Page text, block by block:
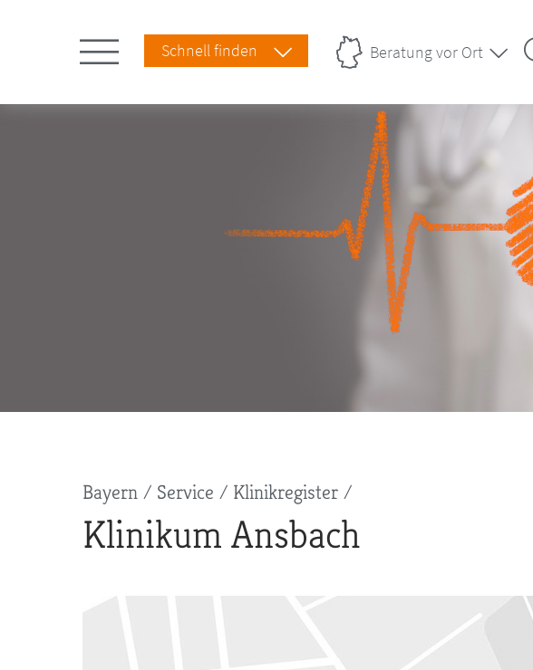
Schnell finden Beratung vor Ort
Pfadnavigation
Bayern Service Klinikregister
Klinikum Ansbach